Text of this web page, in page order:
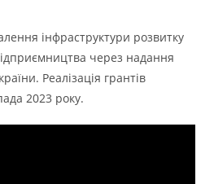
інфраструктури розвитку
через надання
Реалізація грантів
2023 року.